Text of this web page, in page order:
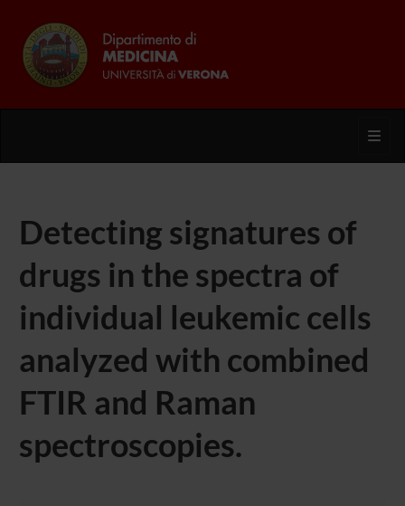
Detecting signatures of
drugs in the spectra of
individual leukemic cells
analyzed with combined
FTIR and Raman
spectroscopies.